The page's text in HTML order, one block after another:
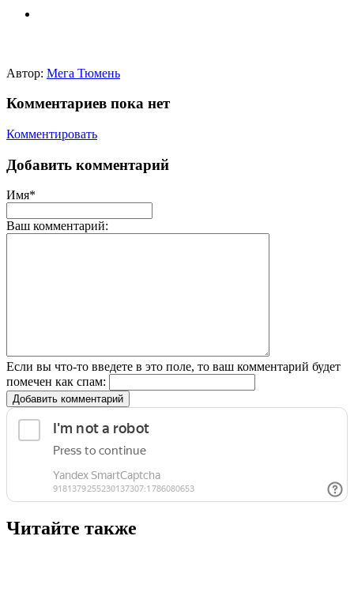
Автор: Мега Тюмень
Комментариев пока нет
Комментировать
Добавить комментарий
Имя*
Ваш комментарий:
Если вы что-то введете в это поле, то ваш комментарий будет
помечен как спам:
Добавить комментарий
Читайте также